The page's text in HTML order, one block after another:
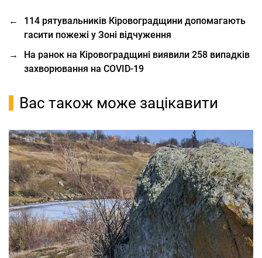
←
114 рятувальників Кіровоградщини допомагають
гасити пожежі у Зоні відчуження
→
На ранок на Кіровоградщині виявили 258 випадків
захворювання на COVID-19
Вас також може зацікавити